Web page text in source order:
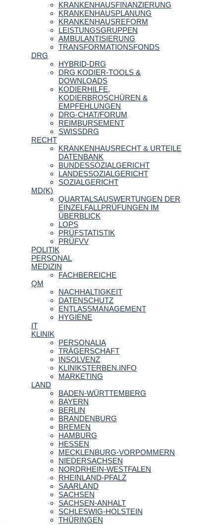
KRANKENHAUSFINANZIERUNG
KRANKENHAUSPLANUNG
KRANKENHAUSREFORM
LEISTUNGSGRUPPEN
AMBULANTISIERUNG
TRANSFORMATIONSFONDS
DRG
HYBRID-DRG
DRG KODIER-TOOLS &
DOWNLOADS
KODIERHILFE,
KODIERBROSCHÜREN &
EMPFEHLUNGEN
DRG-CHAT/FORUM
REIMBURSEMENT
SWISSDRG
RECHT
KRANKENHAUSRECHT & URTEILE
DATENBANK
BUNDESSOZIALGERICHT
LANDESSOZIALGERICHT
SOZIALGERICHT
MD(K)
QUARTALSAUSWERTUNGEN DER
EINZELFALLPRÜFUNGEN IM
ÜBERBLICK
LOPS
PRÜFSTATISTIK
PRÜFVV
POLITIK
PERSONAL
MEDIZIN
FACHBEREICHE
QM
NACHHALTIGKEIT
DATENSCHUTZ
ENTLASSMANAGEMENT
HYGIENE
IT
KLINIK
PERSONALIA
TRÄGERSCHAFT
INSOLVENZ
KLINIKSTERBEN.INFO
MARKETING
LAND
BADEN-WÜRTTEMBERG
BAYERN
BERLIN
BRANDENBURG
BREMEN
HAMBURG
HESSEN
MECKLENBURG-VORPOMMERN
NIEDERSACHSEN
NORDRHEIN-WESTFALEN
RHEINLAND-PFALZ
SAARLAND
SACHSEN
SACHSEN-ANHALT
SCHLESWIG-HOLSTEIN
THÜRINGEN